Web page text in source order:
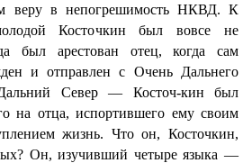
веру в непогрешимость НКВД. К
Косточкин был вовсе не
был арестован отец, когда сам
и отправлен с Очень Дальнего
Север — Косточ-кин был
на отца, испортившего ему своим
жизнь. Что он, Косточкин,
Он, изучивший четыре языка —